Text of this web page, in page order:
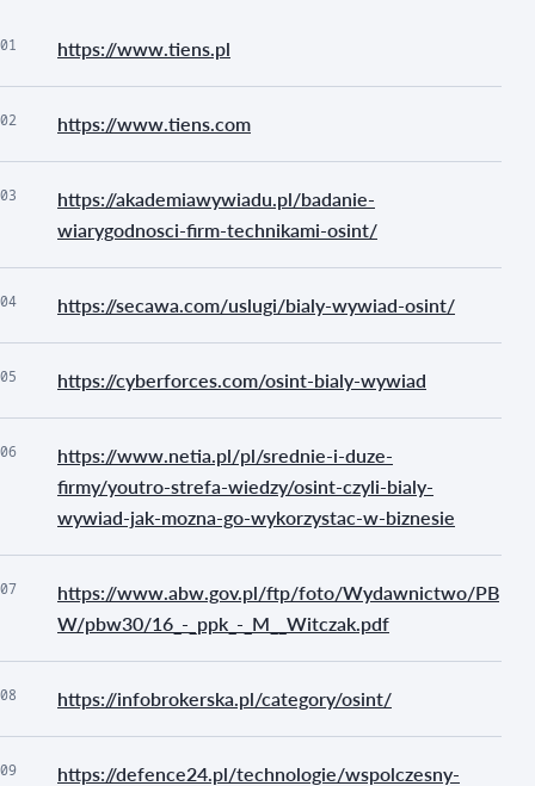
01 https://www.tiens.pl
02 https://www.tiens.com
03
https://akademiawywiadu.pl/badanie-
wiarygodnosci-firm-technikami-osint/
04 https://secawa.com/uslugi/bialy-wywiad-osint/
05 https://cyberforces.com/osint-bialy-wywiad
06
https://www.netia.pl/pl/srednie-i-duze-
firmy/youtro-strefa-wiedzy/osint-czyli-bialy-
wywiad-jak-mozna-go-wykorzystac-w-biznesie
07
https://www.abw.gov.pl/ftp/foto/Wydawnictwo/PB
W/pbw30/16_-_ppk_-_M__Witczak.pdf
08 https://infobrokerska.pl/category/osint/
09
https://defence24.pl/technologie/wspolczesny-